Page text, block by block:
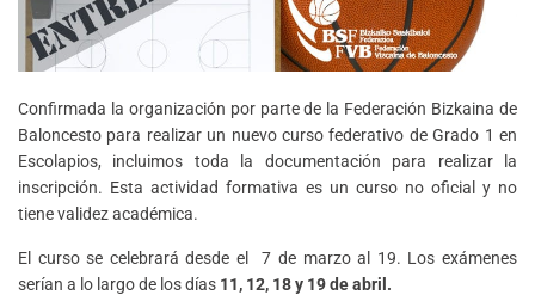
Confirmada la organización por parte de la Federación Bizkaina de
Baloncesto para realizar un nuevo curso federativo de Grado 1 en
Escolapios, incluimos toda la documentación para realizar la
inscripción. Esta actividad formativa es un curso no oficial y no
tiene validez académica.
El curso se celebrará desde el 7 de marzo al 19. Los exámenes
serían a lo largo de los días 11, 12, 18 y 19 de abril.